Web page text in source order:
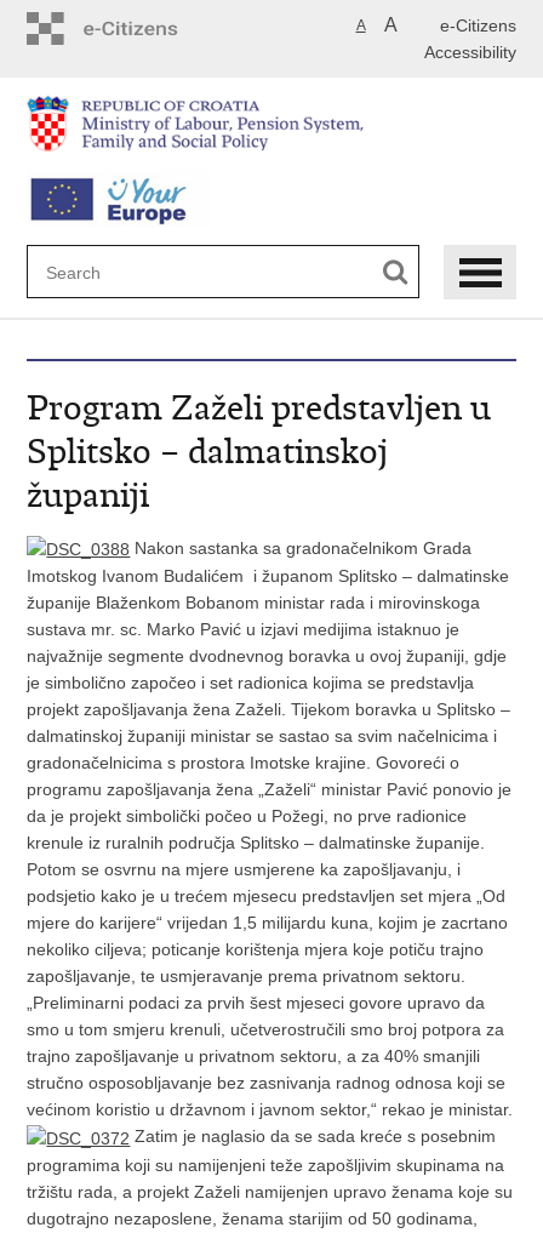
e-Citizens
A A
Accessibility
Program Zaželi predstavljen u
Splitsko – dalmatinskoj
županiji
Nakon sastanka sa gradonačelnikom Grada
Imotskog Ivanom Budalićem i županom Splitsko – dalmatinske
županije Blaženkom Bobanom ministar rada i mirovinskoga
sustava mr. sc. Marko Pavić u izjavi medijima istaknuo je
najvažnije segmente dvodnevnog boravka u ovoj županiji, gdje
je simbolično započeo i set radionica kojima se predstavlja
projekt zapošljavanja žena Zaželi.Tijekom boravka u Splitsko –
dalmatinskoj županiji ministar se sastao sa svim načelnicima i
gradonačelnicima s prostora Imotske krajine. Govoreći o
programu zapošljavanja žena „Zaželi“ ministar Pavić ponovio je
da je projekt simbolički počeo u Požegi, no prve radionice
krenule iz ruralnih područja Splitsko – dalmatinske županije.
Potom se osvrnu na mjere usmjerene ka zapošljavanju, i
podsjetio kako je u trećem mjesecu predstavljen set mjera „Od
mjere do karijere“ vrijedan 1,5 milijardu kuna, kojim je zacrtano
nekoliko ciljeva; poticanje korištenja mjera koje potiču trajno
zapošljavanje, te usmjeravanje prema privatnom sektoru.
„Preliminarni podaci za prvih šest mjeseci govore upravo da
smo u tom smjeru krenuli, učetverostručili smo broj potpora za
trajno zapošljavanje u privatnom sektoru, a za 40% smanjili
stručno osposobljavanje bez zasnivanja radnog odnosa koji se
većinom koristio u državnom i javnom sektor,“ rekao je ministar.
Zatim je naglasio da se sada kreće s posebnim
programima koji su namijenjeni teže zapošljivim skupinama na
tržištu rada, a projekt Zaželi namijenjen upravo ženama koje su
dugotrajno nezaposlene, ženama starijim od 50 godinama,